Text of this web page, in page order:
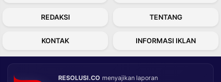
REDAKSI TENTANG
KONTAK INFORMASI IKLAN
RESOLUSI.CO menyajikan laporan